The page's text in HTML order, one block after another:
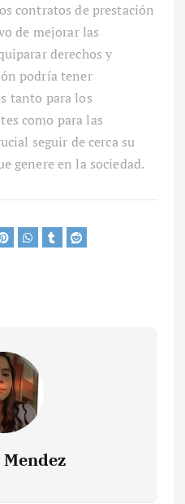
contratos de prestación
de mejorar las
derechos y
podría tener
tanto para los
como para las
seguir de cerca su
genere en la sociedad.